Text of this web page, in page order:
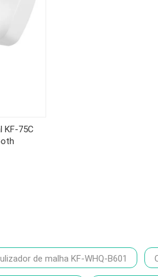
KF-75C
de malha KF-WHQ-B601